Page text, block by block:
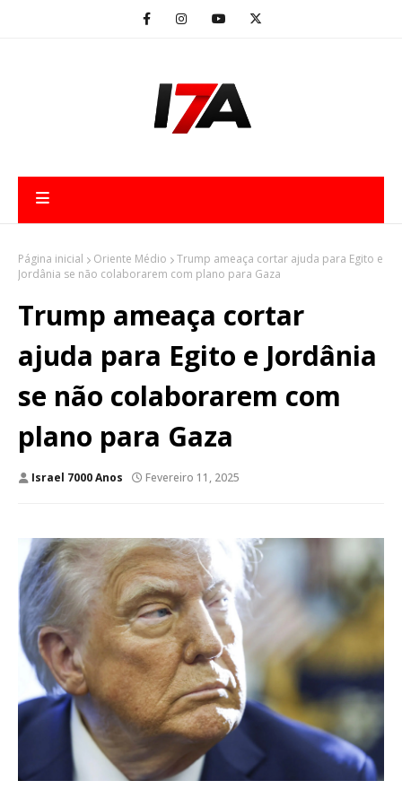
Página inicial Oriente Médio
Trump ameaça cortar ajuda para Egito e
Jordânia se não colaborarem com plano para Gaza
Trump ameaça cortar
ajuda para Egito e Jordânia
se não colaborarem com
plano para Gaza
Israel 7000 Anos Fevereiro 11, 2025